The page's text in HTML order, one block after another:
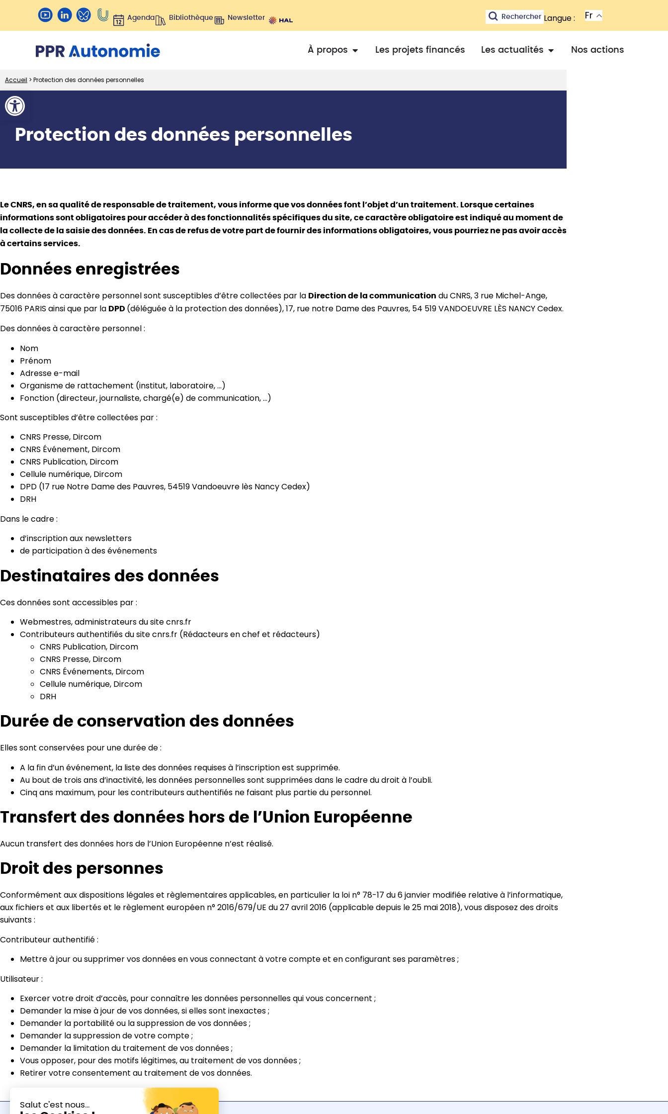
Ouvrir la barre d’outils
Agenda Bibliothèque Newsletter Rechercher Langue : Fr
À propos Les projets financés Les actualités Nos actions
Accueil > Protection des données personnelles
Protection des données personnelles
Le CNRS, en sa qualité de responsable de traitement, vous informe que vos données font l’objet d’un traitement. Lorsque certaines
informations sont obligatoires pour accéder à des fonctionnalités spécifiques du site, ce caractère obligatoire est indiqué au moment de
la collecte de la saisie des données. En cas de refus de votre part de fournir des informations obligatoires, vous pourriez ne pas avoir accès
à certains services.
Données enregistrées
Des données à caractère personnel sont susceptibles d’être collectées par la Direction de la communication du CNRS, 3 rue Michel-Ange,
75016 PARIS ainsi que par la DPD (déléguée à la protection des données), 17, rue notre Dame des Pauvres, 54 519 VANDOEUVRE LÈS NANCY Cedex.
Des données à caractère personnel :
Nom
Prénom
Adresse e-mail
Organisme de rattachement (institut, laboratoire, …)
Fonction (directeur, journaliste, chargé(e) de communication, …)
Sont susceptibles d’être collectées par :
CNRS Presse, Dircom
CNRS Événement, Dircom
CNRS Publication, Dircom
Cellule numérique, Dircom
DPD (17 rue Notre Dame des Pauvres, 54519 Vandoeuvre lès Nancy Cedex)
DRH
Dans le cadre :
d’inscription aux newsletters
de participation à des événements
Destinataires des données
Ces données sont accessibles par :
Webmestres, administrateurs du site cnrs.fr
Contributeurs authentifiés du site cnrs.fr (Rédacteurs en chef et rédacteurs)
CNRS Publication, Dircom
CNRS Presse, Dircom
CNRS Événements, Dircom
Cellule numérique, Dircom
DRH
Durée de conservation des données
Elles sont conservées pour une durée de :
A la fin d’un événement, la liste des données requises à l’inscription est supprimée.
Au bout de trois ans d’inactivité, les données personnelles sont supprimées dans le cadre du droit à l’oubli.
Cinq ans maximum, pour les contributeurs authentifiés ne faisant plus partie du personnel.
Transfert des données hors de l’Union Européenne
Aucun transfert des données hors de l’Union Européenne n’est réalisé.
Droit des personnes
Conformément aux dispositions légales et règlementaires applicables, en particulier la loi n° 78-17 du 6 janvier modifiée relative à l’informatique,
aux fichiers et aux libertés et le règlement européen n° 2016/679/UE du 27 avril 2016 (applicable depuis le 25 mai 2018), vous disposez des droits
suivants :
Contributeur authentifié :
Mettre à jour ou supprimer vos données en vous connectant à votre compte et en configurant ses paramètres ;
Utilisateur :
Exercer votre droit d’accès, pour connaître les données personnelles qui vous concernent ;
Demander la mise à jour de vos données, si elles sont inexactes ;
Demander la portabilité ou la suppression de vos données ;
Demander la suppression de votre compte ;
Demander la limitation du traitement de vos données ;
Vous opposer, pour des motifs légitimes, au traitement de vos données ;
Retirer votre consentement au traitement de vos données.